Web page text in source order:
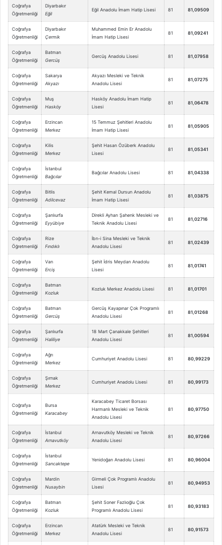
Coğrafya
Öğretmenliği
Diyarbakır
Eğil
Eğil Anadolu İmam Hatip Lisesi 81 81,09509
Coğrafya
Öğretmenliği
Diyarbakır
Çermik
Muhammed Emin Er Anadolu
İmam Hatip Lisesi
81 81,09241
Coğrafya
Öğretmenliği
Batman
Gercüş
Gercüş Anadolu Lisesi 81 81,07958
Coğrafya
Öğretmenliği
Sakarya
Akyazı
Akyazı Mesleki ve Teknik
Anadolu Lisesi
81 81,07275
Coğrafya
Öğretmenliği
Muş
Hasköy
Hasköy Anadolu İmam Hatip
Lisesi
81 81,06478
Coğrafya
Öğretmenliği
Erzincan
Merkez
15 Temmuz Şehitleri Anadolu
İmam Hatip Lisesi
81 81,05905
Coğrafya
Öğretmenliği
Kilis
Merkez
Şehit Hasan Özüberk Anadolu
Lisesi
81 81,05341
Coğrafya
Öğretmenliği
İstanbul
Bağcılar
Bağcılar Anadolu Lisesi 81 81,04338
Coğrafya
Öğretmenliği
Bitlis
Adilcevaz
Şehit Kemal Dursun Anadolu
İmam Hatip Lisesi
81 81,03875
Coğrafya
Öğretmenliği
Şanlıurfa
Eyyübiye
Direkli Ayhan Şahenk Mesleki ve
Teknik Anadolu Lisesi
81 81,02716
Coğrafya
Öğretmenliği
Rize
Fındıklı
İbn-i Sina Mesleki ve Teknik
Anadolu Lisesi
81 81,02439
Coğrafya
Öğretmenliği
Van
Erciş
Şehit İdris Meydan Anadolu
Lisesi
81 81,01741
Coğrafya
Öğretmenliği
Batman
Kozluk
Kozluk Merkez Anadolu Lisesi 81 81,01701
Coğrafya
Öğretmenliği
Batman
Gercüş
Gercüş Kayapınar Çok Programlı
Anadolu Lisesi
81 81,01268
Coğrafya
Öğretmenliği
Şanlıurfa
Haliliye
18 Mart Çanakkale Şehitleri
Anadolu Lisesi
81 81,00594
Coğrafya
Öğretmenliği
Ağrı
Merkez
Cumhuriyet Anadolu Lisesi 81 80,99229
Coğrafya
Öğretmenliği
Şırnak
Merkez
Cumhuriyet Anadolu Lisesi 81 80,99173
Coğrafya
Öğretmenliği
Bursa
Karacabey
Karacabey Ticaret Borsası
Harmanlı Mesleki ve Teknik
Anadolu Lisesi
81 80,97750
Coğrafya
Öğretmenliği
İstanbul
Arnavutköy
Arnavutköy Mesleki ve Teknik
Anadolu Lisesi
81 80,97266
Coğrafya
Öğretmenliği
İstanbul
Sancaktepe
Yenidoğan Anadolu Lisesi 81 80,96004
Coğrafya
Öğretmenliği
Mardin
Nusaybin
Girmeli Çok Programlı Anadolu
Lisesi
81 80,94953
Coğrafya
Öğretmenliği
Batman
Kozluk
Şehit Soner Fazlıoğlu Çok
Programlı Anadolu Lisesi
81 80,93183
Coğrafya
Öğretmenliği
Erzincan
Merkez
Atatürk Mesleki ve Teknik
Anadolu Lisesi
81 80,91573